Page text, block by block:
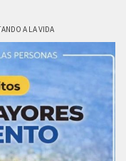
A LA VIDA